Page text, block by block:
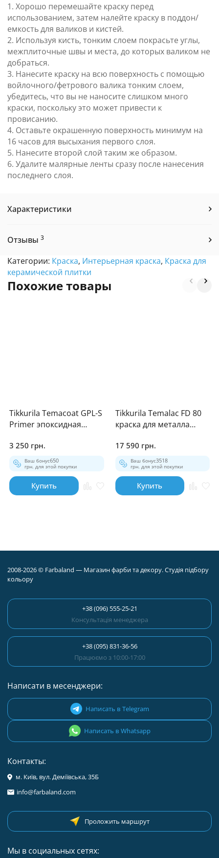
1. Хорошо перемешайте краску перед
использованием, затем налейте краску в поддон/
емкость для валиков и кистей.
2. Используя кисть, тонким слоем покрасьте углы,
межплиточные швы и места, до которых валиком не
добраться.
3. Нанесите краску на всю поверхность с помощью
войлочного/фетрового валика тонким слоем,
убедитесь, что вы не наносите слишком много
краски, поскольку это может привести к
провисанию.
4. Оставьте окрашенную поверхность минимум на
16 часов для высыхания первого слоя.
5. Нанесите второй слой таким же образом.
6. Удалите малярные ленты сразу после нанесения
последнего слоя.
Характеристики
Отзывы 3
Категории: Краска, Интерьерная краска, Краска для
керамической плитки
Похожие товары
Tikkurila Temacoat GPL-S
Primer эпоксидная
3 250 грн.
Ваш бонус650
грн. для этой покупки
Купить
Tikkurila Temalac FD 80
краска для металла
17 590 грн.
Ваш бонус3518
грн. для этой покупки
Купить
2008-2026 © Farbaland — Магазин фарби та декору. Студія підбору
кольору
+38 (096) 555-25-21
Консультація менеджера
+38 (095) 831-36-56
Працюємо з 10:00-17:00
Написати в месенджери:
Написать в Telegram
Написать в Whatsapp
Контакты:
м. Київ, вул. Деміївська, 35Б
info@farbaland.com
Проложить маршрут
Мы в социальных сетях: